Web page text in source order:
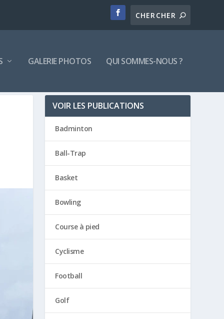
GALERIE PHOTOS QUI SOMMES-NOUS ?
VOIR LES PUBLICATIONS
Badminton
Ball-Trap
Basket
Bowling
Course à pied
Cyclisme
Football
Golf